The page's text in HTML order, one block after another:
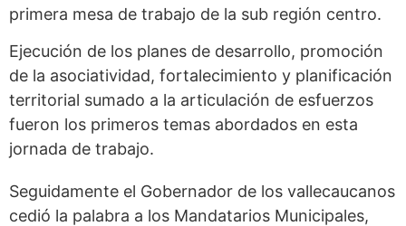
primera mesa de trabajo de la sub región centro.
Ejecución de los planes de desarrollo, promoción
de la asociatividad, fortalecimiento y planificación
territorial sumado a la articulación de esfuerzos
fueron los primeros temas abordados en esta
jornada de trabajo.
Seguidamente el Gobernador de los vallecaucanos
cedió la palabra a los Mandatarios Municipales,